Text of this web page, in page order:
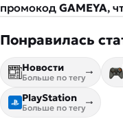
промокод GAMEYA,
Понравилась
Новости
Больше по тегу
PlayStation
Больше по тегу